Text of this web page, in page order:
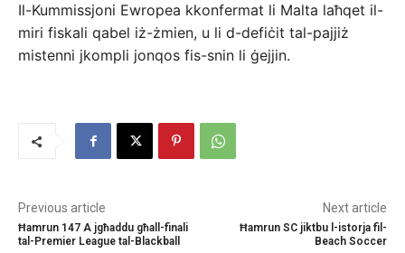
Il-Kummissjoni Ewropea kkonfermat li Malta laħqet il-
miri fiskali qabel iż-żmien, u li d-defiċit tal-pajjiż
mistenni jkompli jonqos fis-snin li ġejjin.
Previous article
Ħamrun 147 A jgħaddu għall-finali
tal-Premier League tal-Blackball
Next article
Ħamrun SC jiktbu l-istorja fil-
Beach Soccer